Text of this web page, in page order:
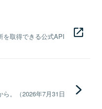
を取得できる公式API
。（2026年7月31日